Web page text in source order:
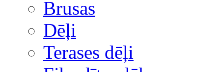
Brusas
Dēļi
Terases dēļi